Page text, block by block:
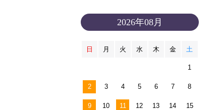
2026年08月
日 月 火 水 木 金 土
1
2 3 4 5 6 7 8
9 10 11 12 13 14 15